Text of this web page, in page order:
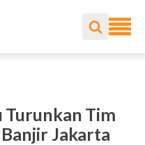
Turunkan Tim
Jakarta